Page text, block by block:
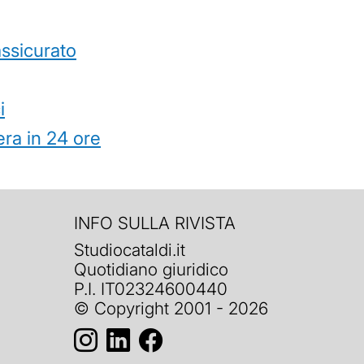
in 24 ore
INFO SULLA RIVISTA
Studiocataldi.it
Quotidiano giuridico
P.I. IT02324600440
© Copyright 2001 - 2026